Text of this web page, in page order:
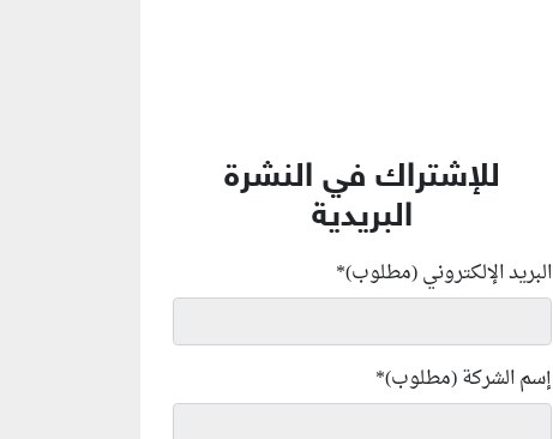
للإشتراك في النشرة
البريدية
البريد الإلكتروني (مطلوب)*
إسم الشركة (مطلوب)*